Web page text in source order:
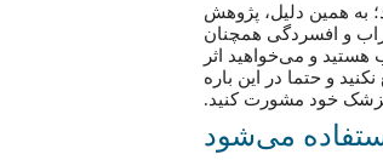
به همین دلیل، پژوهش
و افسردگی همچنان
هستید و می‌خواهید اثر
و حتما در این باره
پزشک خود مشورت کنید.